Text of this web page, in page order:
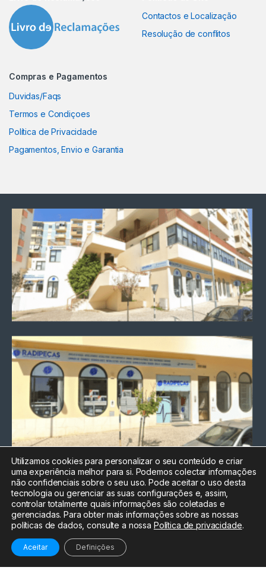
Contactos e Localização
Resolução de conflitos
Compras e Pagamentos
Duvidas/Faqs
Termos e Condiçoes
Política de Privacidade
Pagamentos, Envio e Garantia
Chamada para a rede fixa
nacional
Electrónica:212
588 047
Informática:212
588 044
Utilizamos cookies para personalizar o seu conteúdo e criar
uma experiência melhor para si. Podemos colectar informações
não confidenciais sobre o seu uso. Pode aceitar o uso desta
tecnologia ou gerenciar as suas configurações e, assim,
controlar totalmente quais informações são coletadas e
gerenciadas. Para obter mais informações sobre as nossas
políticas de dados, consulte a nossa Política de privacidade.
Aceitar Definições